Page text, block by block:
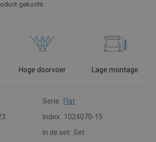
gekocht.
Hoge doorvoer Lage montage
Serie: Flat
Index: 1024070-15
In de set: Set